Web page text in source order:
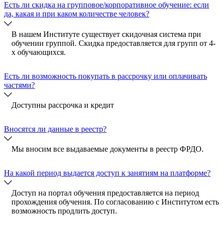
Есть ли скидка на групповое/корпоративное обучение: если
да, какая и при каком количестве человек?
В нашем Институте существует скидочная система при
обучении группой. Скидка предоставляется для групп от 4-
х обучающихся.
Есть ли возможность покупать в рассрочку или оплачивать
частями?
Доступны рассрочка и кредит
Вносятся ли данные в реестр?
Мы вносим все выдаваемые документы в реестр ФРДО.
На какой период выдается доступ к занятиям на платформе?
Доступ на портал обучения предоставляется на период
прохождения обучения. По согласованию с Институтом есть
возможность продлить доступ.